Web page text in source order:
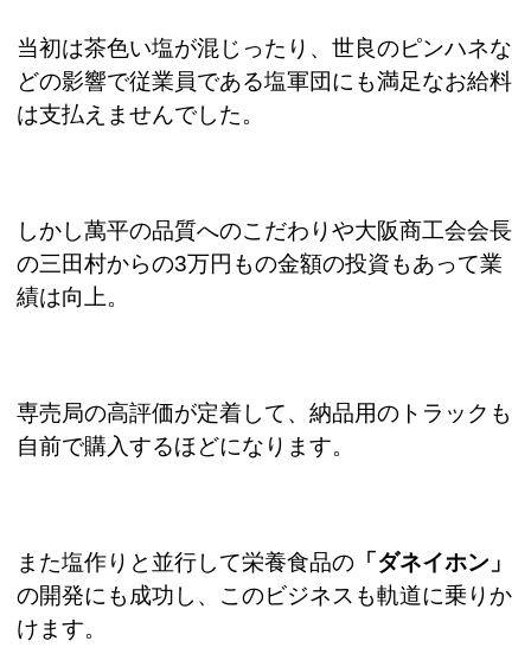
当初は茶色い塩が混じったり、世良のピンハネな
どの影響で従業員である塩軍団にも満足なお給料
は支払えませんでした。
しかし萬平の品質へのこだわりや大阪商工会会長
の三田村からの3万円もの金額の投資もあって業
績は向上。
専売局の高評価が定着して、納品用のトラックも
自前で購入するほどになります。
また塩作りと並行して栄養食品の 「ダネイホン」
の開発にも成功し、このビジネスも軌道に乗りか
けます。